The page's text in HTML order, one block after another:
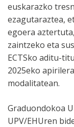
euskarazko
ezagutaraztea,
egoera
zaintzeko eta
ECTSko aditu-
2025eko
modalitatean.
Graduondokoa
UPV/EHUren